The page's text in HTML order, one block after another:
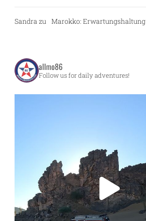
Sandra zu Marokko: Erwartungshaltung
allmo86
Follow us for daily adventures!